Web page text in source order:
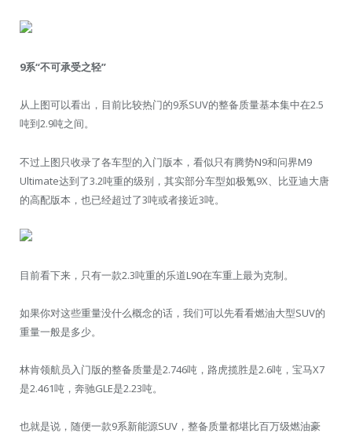
9系“不可承受之轻”
从上图可以看出，目前比较热门的9系SUV的整备质量基本集中在2.5
吨到2.9吨之间。
不过上图只收录了各车型的入门版本，看似只有腾势N9和问界M9
Ultimate达到了3.2吨重的级别，其实部分车型如极氪9X、比亚迪大唐
的高配版本，也已经超过了3吨或者接近3吨。
目前看下来，只有一款2.3吨重的乐道L90在车重上最为克制。
如果你对这些重量没什么概念的话，我们可以先看看燃油大型SUV的
重量一般是多少。
林肯领航员入门版的整备质量是2.746吨，路虎揽胜是2.6吨，宝马X7
是2.461吨，奔驰GLE是2.23吨。
也就是说，随便一款9系新能源SUV，整备质量都堪比百万级燃油豪